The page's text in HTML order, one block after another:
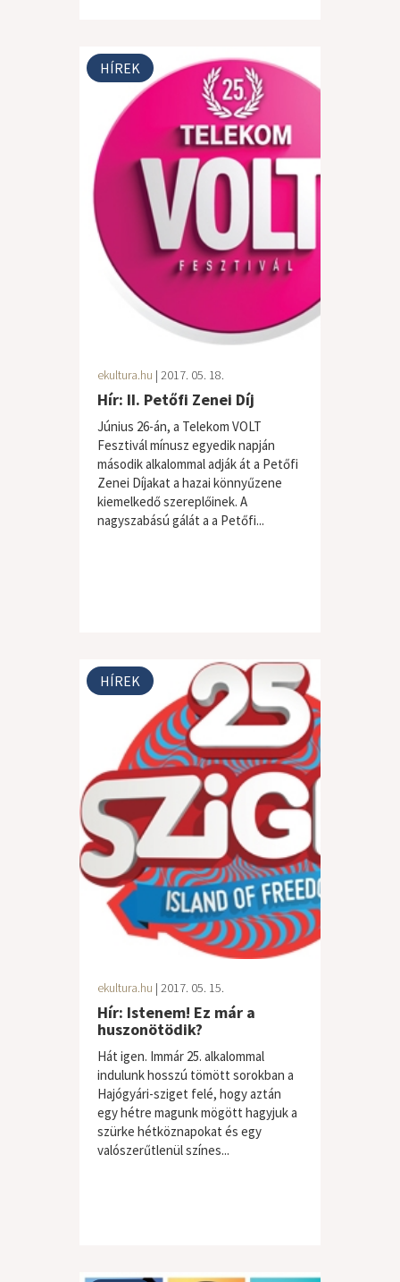
HÍREK
ekultura.hu | 2017. 05. 18.
Hír: II. Petőfi Zenei Díj
Június 26-án, a Telekom VOLT
Fesztivál mínusz egyedik napján
második alkalommal adják át a Petőfi
Zenei Díjakat a hazai könnyűzene
kiemelkedő szereplőinek. A
nagyszabású gálát a a Petőfi...
HÍREK
ekultura.hu | 2017. 05. 15.
Hír: Istenem! Ez már a
huszonötödik?
Hát igen. Immár 25. alkalommal
indulunk hosszú tömött sorokban a
Hajógyári-sziget felé, hogy aztán
egy hétre magunk mögött hagyjuk a
szürke hétköznapokat és egy
valószerűtlenül színes...